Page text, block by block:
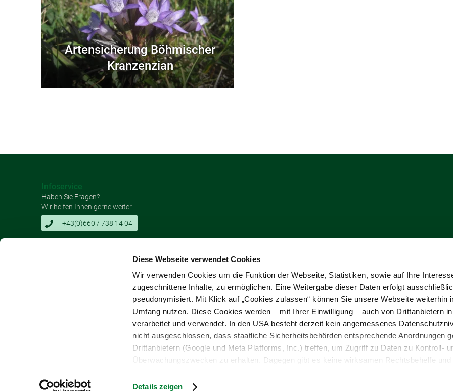
Diese Webseite verwendet Cookies
Wir verwenden Cookies um die Funktion der Webseite, Statistiken, sowie auf Ihre
zugeschnittene Inhalte, zu ermöglichen. Eine Weitergabe dieser Daten erfolgt
pseudonymisiert. Mit Klick auf „Cookies zulassen“ können Sie unsere Webseite weiterhin
Umfang nutzen. Diese Cookies werden – mit Ihrer Einwilligung – auch von Drittanbietern
verarbeitet und verwendet. In den USA besteht derzeit kein angemessenes
nicht ausgeschlossen, dass staatliche Sicherheitsbehörden entsprechende Anordnungen
Drittanbietern (Google und Meta Platforms, Inc.) treffen, um Zugriff zu Daten zu Kontroll-
Überwachungszwecken zu erhalten. Dagegen gibt es keine wirksamen Rechtsbehelfe und
personenbezogener Daten gewährt. Wir leiten nur Ihre IP-Adresse (in gekürzter Form,
Details zeigen
Artensicherung Böhmischer
Kranzenzian
Infoservice
Haben Sie Fragen?
Wir helfen Ihnen gerne weiter.
+43(0)660 / 738 14 04
Copyright © Verein Naturpark Nordwald